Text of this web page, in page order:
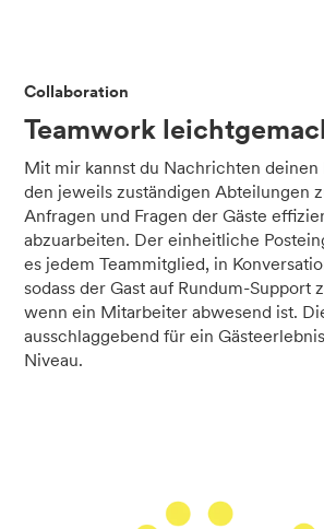
Collaboration
Teamwork
Mit mir kannst du Nachrichten
den jeweils zuständigen Abteilungen
Anfragen und Fragen der Gäste
abzuarbeiten. Der einheitliche
es jedem Teammitglied, in
sodass der Gast auf Rundum-Support
wenn ein Mitarbeiter abwesend ist.
ausschlaggebend für ein
Niveau.